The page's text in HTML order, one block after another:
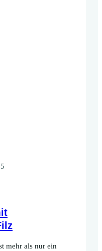
den beliebtesten
mehr als nur ein